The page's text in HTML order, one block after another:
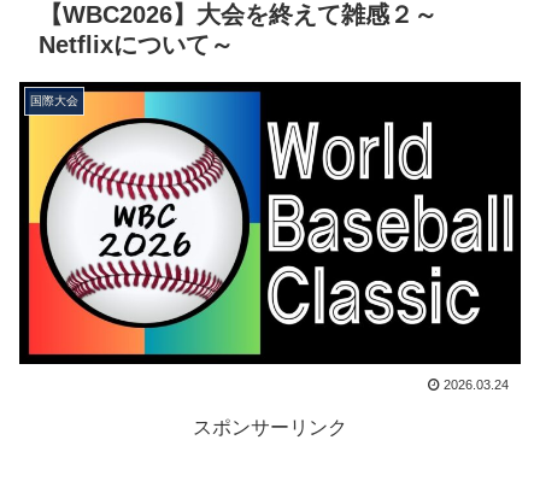
【WBC2026】大会を終えて雑感２～
Netflixについて～
国際大会
2026.03.24
スポンサーリンク